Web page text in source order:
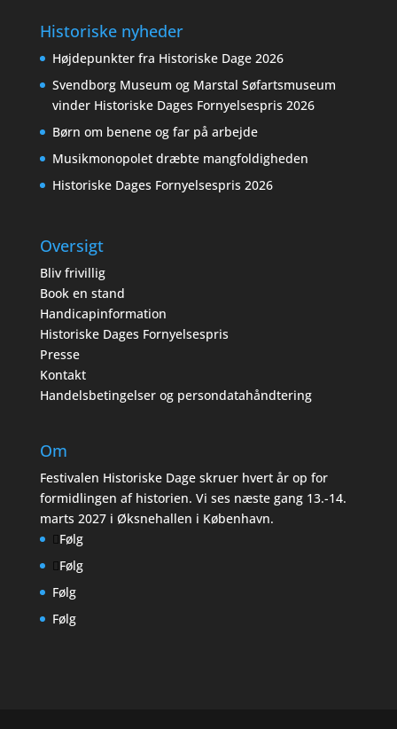
Historiske nyheder
Højdepunkter fra Historiske Dage 2026
Svendborg Museum og Marstal Søfartsmuseum
vinder Historiske Dages Fornyelsespris 2026
Børn om benene og far på arbejde
Musikmonopolet dræbte mangfoldigheden
Historiske Dages Fornyelsespris 2026
Oversigt
Bliv frivillig
Book en stand
Handicapinformation
Historiske Dages Fornyelsespris
Presse
Kontakt
Handelsbetingelser og persondatahåndtering
Om
Festivalen Historiske Dage skruer hvert år op for
formidlingen af historien. Vi ses næste gang 13.-14.
marts 2027 i Øksnehallen i København.
Følg
Følg
Følg
Følg